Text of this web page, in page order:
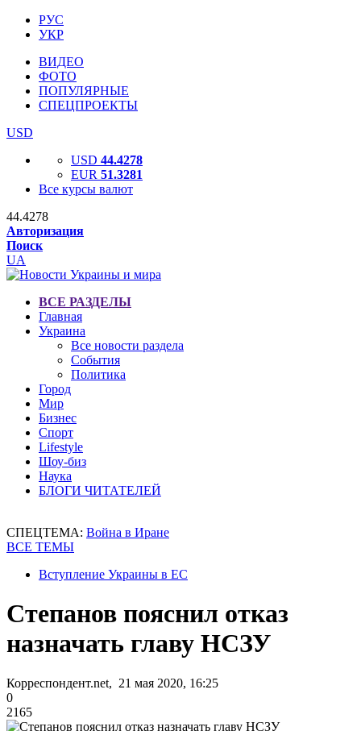
РУС
УКР
ВИДЕО
ФОТО
ПОПУЛЯРНЫЕ
СПЕЦПРОЕКТЫ
USD
USD 44.4278
EUR 51.3281
Все курсы валют
44.4278
Авторизация
Поиск
UA
ВСЕ РАЗДЕЛЫ
Главная
Украина
Все новости раздела
События
Политика
Город
Мир
Бизнес
Спорт
Lifestyle
Шоу-биз
Наука
БЛОГИ ЧИТАТЕЛЕЙ
СПЕЦТЕМА: Война в Иране
ВСЕ ТЕМЫ
Вступление Украины в ЕС
Степанов пояснил отказ
назначать главу НСЗУ
Корреспондент.net, 21 мая 2020, 16:25
0
2165